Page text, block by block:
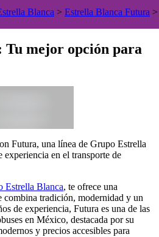
Blanca > Estrella Blanca Futura >
Tu mejor opción para
Futura, una línea de Grupo Estrella
experiencia en el transporte de
Estrella Blanca, te ofrece una
combina tradición, modernidad y un
de experiencia, Futura es una de las
en México, destacada por su
y precios accesibles para